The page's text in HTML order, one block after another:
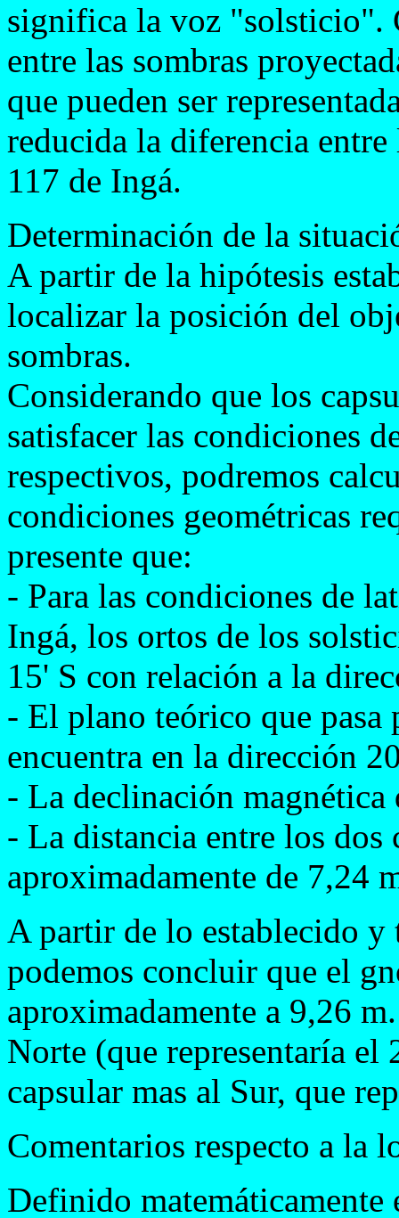
significa la voz "solsticio".
entre las sombras
que pueden ser
reducida la diferencia
117 de Ingá.
Determinación de la
A partir de la hipótesis
localizar la posición del
sombras.
Considerando que los
satisfacer las condiciones
respectivos, podremos
condiciones geométricas
presente que:
- Para las condiciones de
Ingá, los ortos de los
15' S con relación a la
- El plano teórico que pasa
encuentra en la dirección
- La declinación magnética
- La distancia entre los dos
aproximadamente de 7,24
A partir de lo establecido y
podemos concluir que el
aproximadamente a 9,26
Norte (que representaría
capsular mas al Sur, que
Comentarios respecto a la
Definido matemáticamente